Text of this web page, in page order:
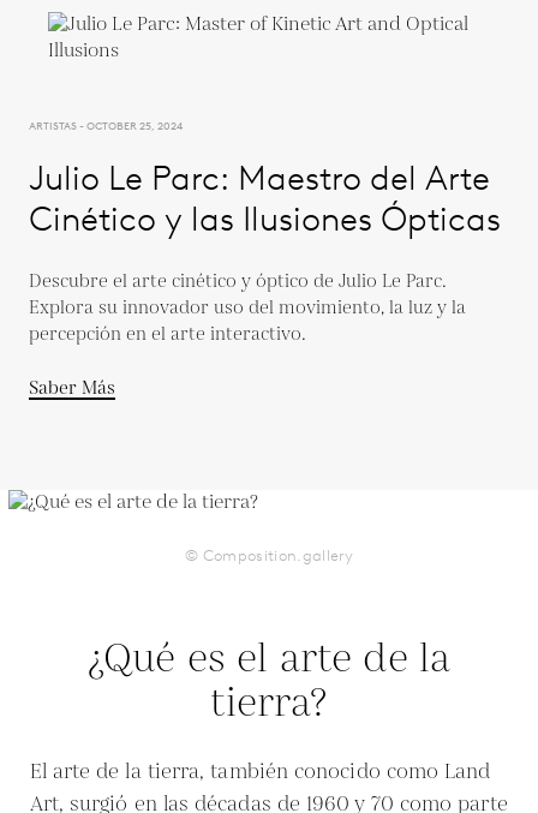
ARTISTAS - OCTOBER 25, 2024
Julio Le Parc: Maestro del Arte
Cinético y las Ilusiones Ópticas
Descubre el arte cinético y óptico de Julio Le Parc.
Explora su innovador uso del movimiento, la luz y la
percepción en el arte interactivo.
Saber Más
© Composition.gallery
¿Qué es el arte de la
tierra?
El arte de la tierra, también conocido como Land
Art, surgió en las décadas de 1960 y 70 como parte